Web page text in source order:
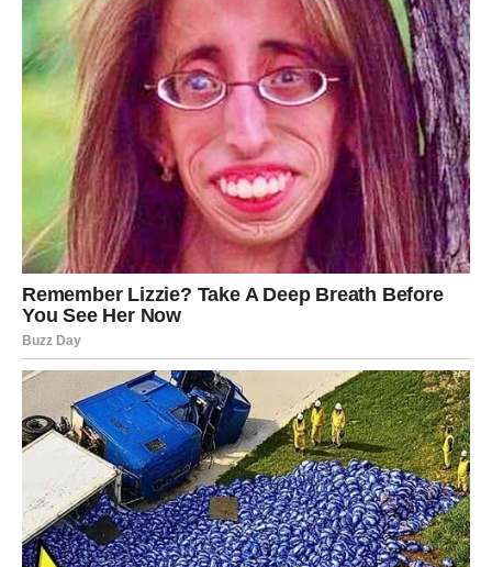
Porodične i karmičke lekcije
Tokom ove nedelje, porodica i prošlost igraju važnu
ulogu. Mogući su razgovori koji su dugo odlagani. Stare
rane mogu se otvoriti, ali ne da bi bolele, već da bi
konačno zarasle.
Jedan član porodice može doneti vest koja izaziva šok. Ta
vest menja dinamiku odnosa i otvara nova pitanja o
budućnosti. Lav će biti pozvan da pokaže unutrašnju
snagu i dostojanstvo.